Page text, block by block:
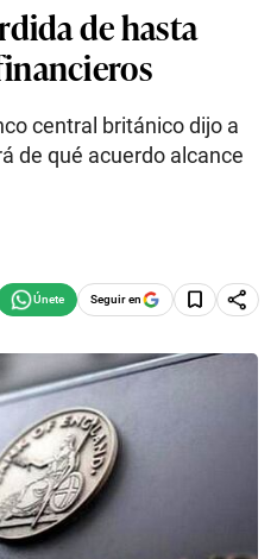
de hasta
central británico dijo a
de qué acuerdo alcance
Seguir en